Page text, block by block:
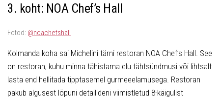
3. koht: NOA Chef’s Hall
Fotod: @noachefshall
Kolmanda koha sai Michelini tärni restoran NOA Chef’s Hall. See
on restoran, kuhu minna tähistama elu tähtsündmusi või lihtsalt
lasta end hellitada tipptasemel gurmeeelamusega. Restoran
pakub algusest lõpuni detailideni viimistletud 8-käigulist